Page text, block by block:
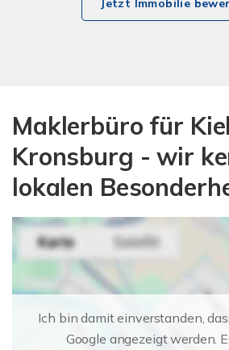
Jetzt Immobilie
Maklerbüro für Kiel
Kronsburg - wir
lokalen
Ich bin damit einverstanden,
Google angezeigt werden.